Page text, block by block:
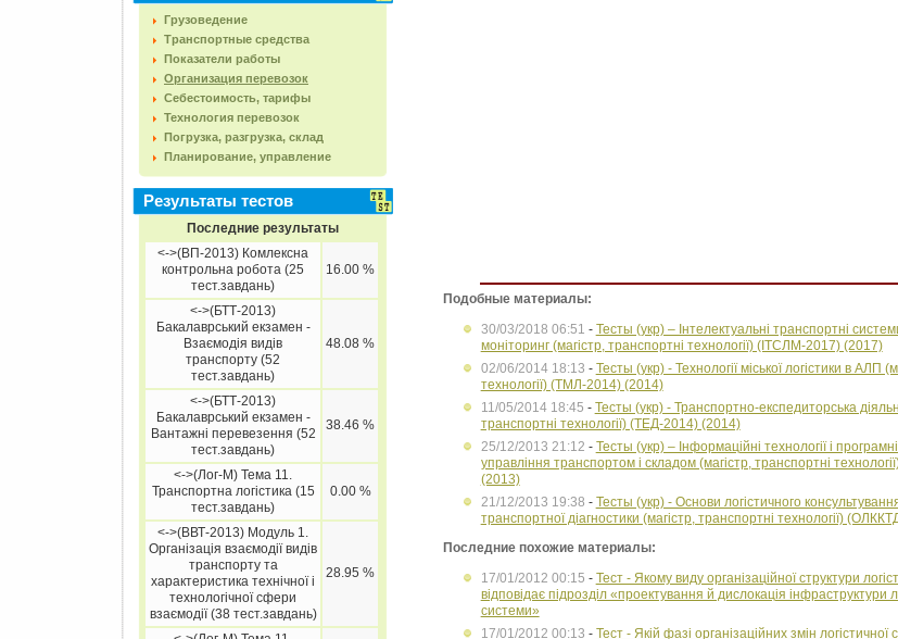
Грузоведение
Транспортные средства
Показатели работы
Организация перевозок
Себестоимость, тарифы
Технология перевозок
Погрузка, разгрузка, склад
Планирование, управление
Результаты тестов
Последние результаты
<->(ВП-2013) Комлексна
контрольна робота (25
тест.завдань)
16.00 %
<->(БТТ-2013)
Бакалаврський екзамен -
Взаємодія видів
транспорту (52
тест.завдань)
48.08 %
<->(БТТ-2013)
Бакалаврський екзамен -
Вантажні перевезення (52
тест.завдань)
38.46 %
<->(Лог-М) Тема 11.
Транспортна логістика (15
тест.завдань)
0.00 %
<->(ВВТ-2013) Модуль 1.
Організація взаємодії видів
транспорту та
характеристика технічної і
технологічної сфери
взаємодії (38 тест.завдань)
28.95 %
Подобные материалы:
30/03/2018 06:51 - Тесты (укр) – Інтелектуальні транспортні
моніторинг (магістр, транспортні технології) (ІТСЛМ-2017) (2017)
02/06/2014 18:13 - Тесты (укр) - Технології міської логістики в АЛП
технології) (ТМЛ-2014) (2014)
11/05/2014 18:45 - Тесты (укр) - Транспортно-експедиторська
транспортні технології) (ТЕД-2014) (2014)
25/12/2013 21:12 - Тесты (укр) – Інформаційні технології і
управління транспортом і складом (магістр, транспортні
(2013)
21/12/2013 19:38 - Тесты (укр) - Основи логістичного
транспортної діагностики (магістр, транспортні технології)
Последние похожие материалы:
17/01/2012 00:15 - Тест - Якому виду організаційної структури
відповідає підрозділ «проектування й дислокація інфраструктури
системи»
17/01/2012 00:13 - Тест - Якій фазі організаційних змін логістичної